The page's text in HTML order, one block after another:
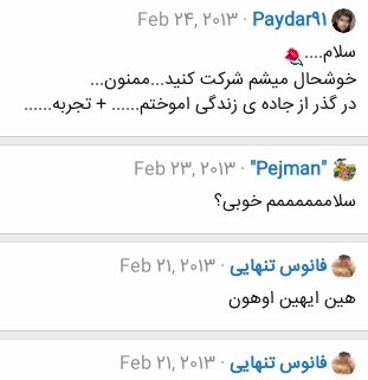
Paydar91
Feb 24, 2013
سلام....
خوشحال میشم شرکت کنید...ممنون...
در گذر از جاده ی زندگی اموختم...... + تجربه......
"Pejman"
Feb 23, 2013
سلاممممممم خوبی؟
فانوس تنهایی Feb 21, 2013
هین ایهین اوهون
فانوس تنهایی Feb 21, 2013